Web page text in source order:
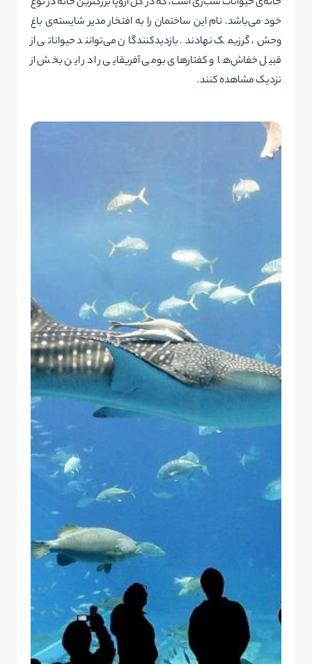
خود می‌باشد. نام این ساختمان را به افتخار مدیر شایسته‌ی باغ
وحش، گرزیمک نهادند. بازدیدکنندگان می‌توانند حیواناتی از
قبیل خفاش‌ها و کفتارهای بومی ‌آفریقایی را در این بخش از
نزدیک مشاهده کنند.